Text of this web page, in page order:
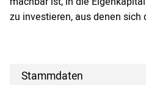
zu investieren, aus denen
Stammdaten